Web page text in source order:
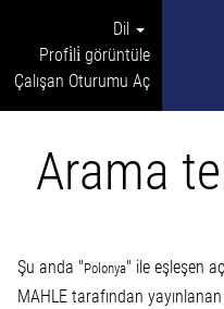
Dil
Profi̇li̇ görüntüle
Çalışan Oturumu Aç
Arama
Şu anda "Polonya" ile eşleşen
MAHLE tarafından